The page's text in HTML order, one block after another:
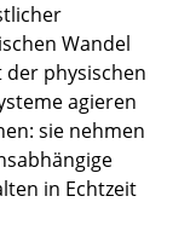
Wandel
der physischen
agieren
sie nehmen
in Echtzeit